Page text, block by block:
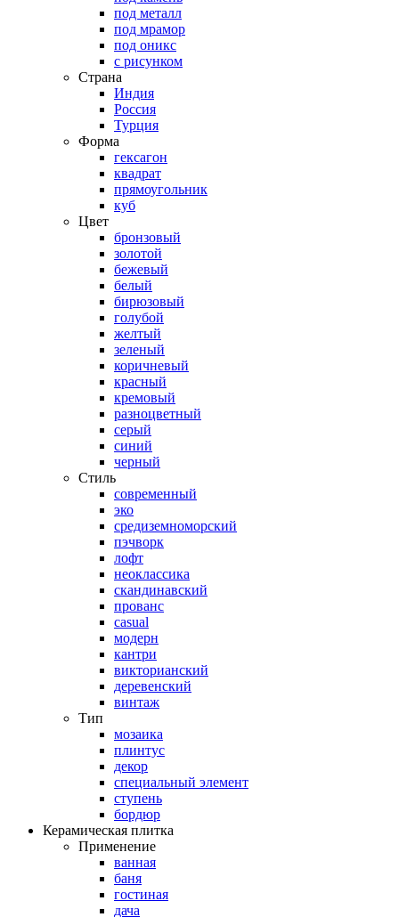
под металл
под мрамор
под оникс
с рисунком
Страна
Индия
Россия
Турция
Форма
гексагон
квадрат
прямоугольник
куб
Цвет
бронзовый
золотой
бежевый
белый
бирюзовый
голубой
желтый
зеленый
коричневый
красный
кремовый
разноцветный
серый
синий
черный
Стиль
современный
эко
средиземноморский
пэчворк
лофт
неоклассика
скандинавский
прованс
casual
модерн
кантри
викторианский
деревенский
винтаж
Тип
мозаика
плинтус
декор
специальный элемент
ступень
бордюр
Керамическая плитка
Применение
ванная
баня
гостиная
дача